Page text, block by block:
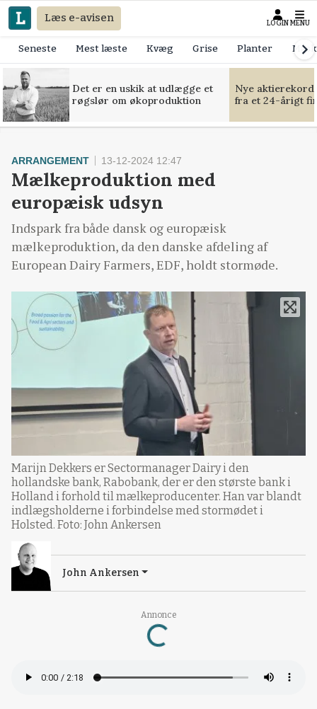
Læs e-avisen LOGIN MENU
Seneste Mest læste Kvæg Grise Planter
Det er en uskik at udlægge et
røgslør om økoproduktion
Nye
fra et 24-årigt
Annonce
Loading...
ARRANGEMENT 13-12-2024 12:47
Mælkeproduktion med
europæisk udsyn
Indspark fra både dansk og europæisk
mælkeproduktion, da den danske afdeling af
European Dairy Farmers, EDF, holdt stormøde.
Marijn Dekkers er Sectormanager Dairy i den
hollandske bank, Rabobank, der er den største bank i
Holland i forhold til mælkeproducenter. Han var blandt
indlægsholderne i forbindelse med stormødet i
Holsted. Foto: John Ankersen
John Ankersen